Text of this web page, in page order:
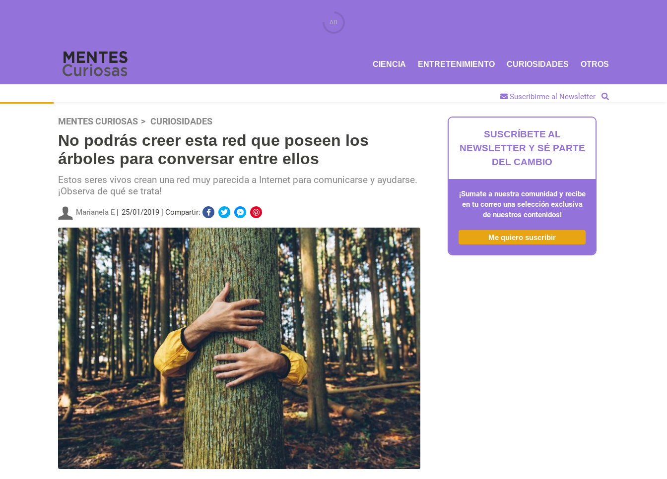
CIENCIA ENTRETENIMIENTO CURIOSIDADES OTROS
Suscribirme al Newsletter
MENTES CURIOSAS CURIOSIDADES
No podrás creer esta red que poseen los
árboles para conversar entre ellos
Estos seres vivos crean una red muy parecida a Internet para comunicarse y ayudarse.
¡Observa de qué se trata!
Marianela E 25/01/2019 Compartir:
SUSCRÍBETE AL
NEWSLETTER Y SÉ PARTE
DEL CAMBIO
¡Sumate a nuestra comunidad y recibe
en tu correo una selección exclusiva
de nuestros contenidos!
Me quiero suscribir